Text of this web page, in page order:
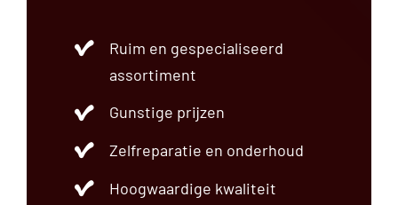
Ruim en gespecialiseerd
assortiment
Gunstige prijzen
Zelfreparatie en onderhoud
Hoogwaardige kwaliteit